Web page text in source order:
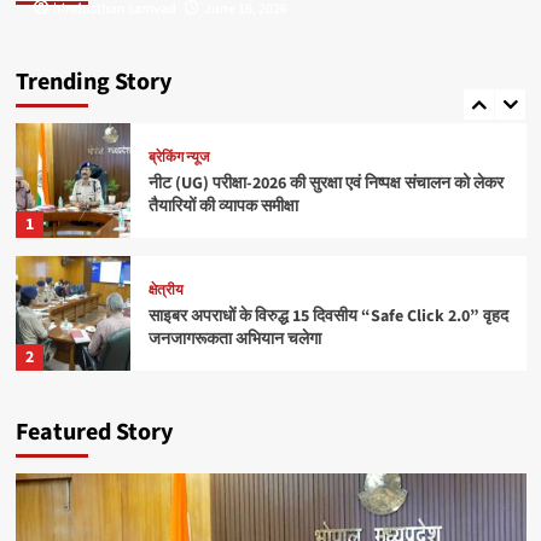
hindusthan samvad
hindusthan samvad
Trending Story
5
मिलेगा सपनों के घर का अवसर
1
ब्रेकिंग न्यूज
नीट (UG) परीक्षा-2026 की सुरक्षा एवं निष्पक्ष संचालन को लेकर
तैयारियों की व्यापक समीक्षा
2
क्षेत्रीय
साइबर अपराधों के विरुद्ध 15 दिवसीय “Safe Click 2.0” वृहद
जनजागरूकता अभियान चलेगा
3
ब्रेकिंग न्यूज
बाँधवगढ़ टाइगर रिजर्व हुआ “इंडिया टुडे टूरिज्म सर्वे एंड
अवार्ड्स-2026” में प्रतिष्ठित पुरस्कार से पुरस्कृत
Featured Story